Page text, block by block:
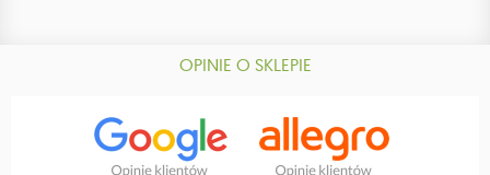
OPINIE O SKLEPIE